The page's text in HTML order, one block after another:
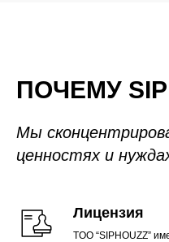
ПОЧЕМУ
Мы
ценностях и
Лицензия
TOO “SIPHOUZZ”